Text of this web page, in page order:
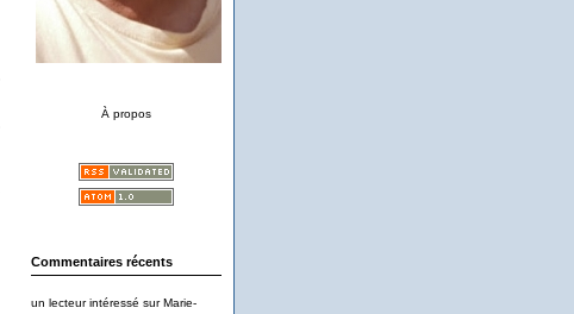
À propos
Commentaires récents
un lecteur intéressé surMarie-